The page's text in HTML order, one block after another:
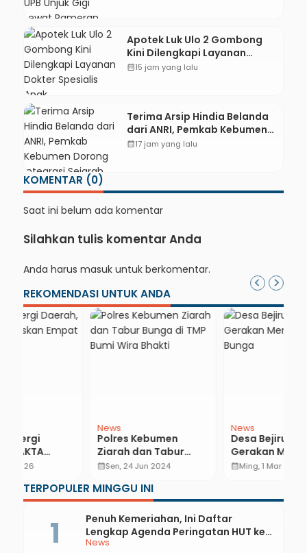
Apotek Luk Ulo 2 Gombong
Kini Dilengkapi Layanan
Dokter Spesialis Anak
calendar_month15 jam yang lalu
Terima Arsip Hindia Belanda
dari ANRI, Pemkab Kebumen
Dorong Integrasi Sejarah,
calendar_month17 jam yang lalu
KOMENTAR (0)
Saat ini belum ada komentar
Silahkan tulis komentar Anda
Anda harus masuk untuk berkomentar.
REKOMENDASI UNTUK ANDA
Polres Kebumen
Ziarah dan Tabur
Bunga di TMP Bumi
calendar_month Sen, 24 Jun 2024
Desa Bejiruyung Gelar
Gerakan Menanam
1.000 Bunga
calendar_month Ming, 1 Mar 2020
…
TERPOPULER MINGGU INI
News
Penuh Kemeriahan, Ini Daftar
Lengkap Agenda Peringatan HUT ke-
81 RI dan Hari Jadi ke-397 Kabupaten